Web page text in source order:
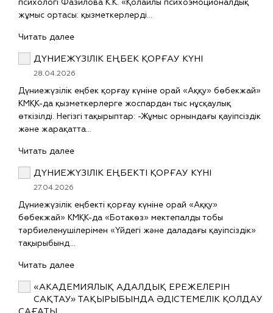
психологі Фазилова К.К. «Қолайлы психоэмоционалдық
жұмыс ортасы: қызметкерлерді…
Читать далее
ДҮНИЕЖҮЗІЛІК ЕҢБЕК ҚОРҒАУ КҮНІ
28.04.2026
Дүниежүзілік еңбек қорғау күніне орай «Аққу» бөбекжай»
КМҚК-да қызметкерлерге жоспардан тыс нұсқаулық
өткізілді. Негізгі тақырыптар: -Жұмыс орнындағы қауіпсіздік
және жарақатта…
Читать далее
ДҮНИЕЖҮЗІЛІК ЕҢБЕКТІ ҚОРҒАУ КҮНІ
27.04.2026
Дүниежүзілік еңбекті қорғау күніне орай «Аққу»
бөбекжай» КМҚК-да «Ботакөз» мектепалды тобы
тәрбиеленушілерімен «Үйдегі және даладағы қауіпсіздік»
тақырыбынд…
Читать далее
«АКАДЕМИЯЛЫҚ АДАЛДЫҚ ЕРЕЖЕЛЕРІН
САҚТАУ» ТАҚЫРЫБЫНДА ӘДІСТЕМЕЛІК ҚОЛДАУ